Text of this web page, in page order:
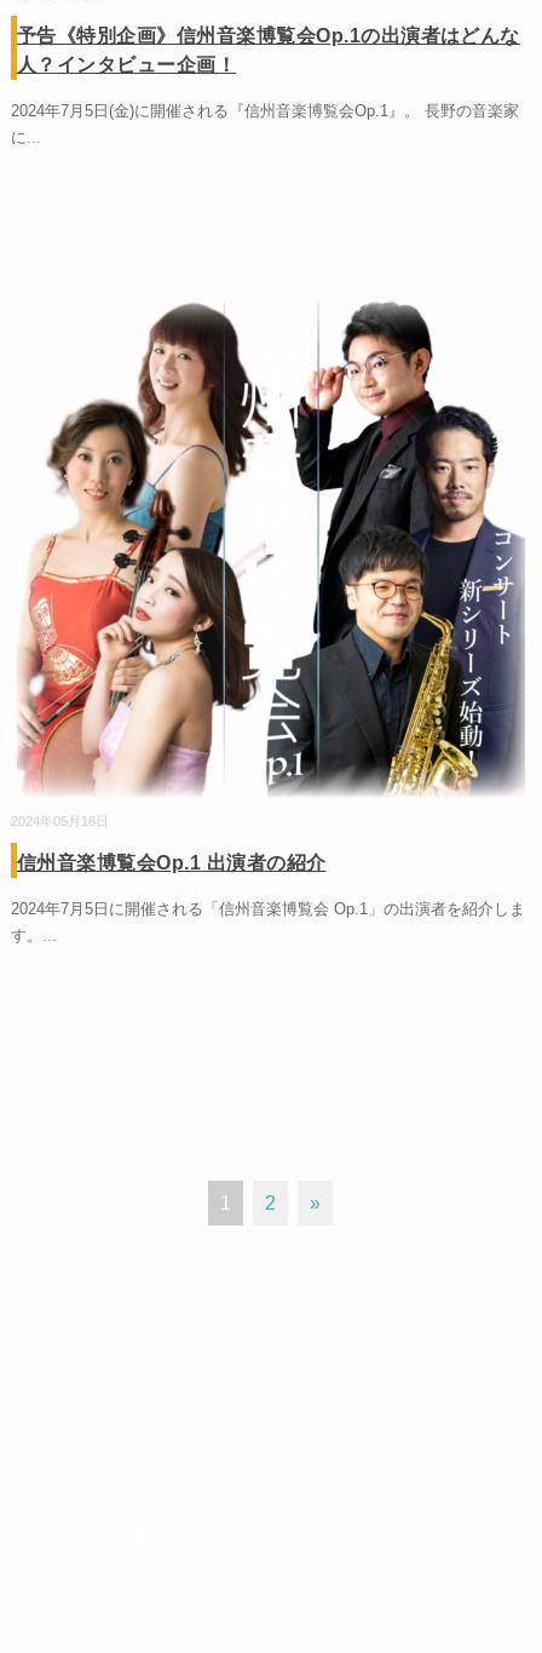
予告《特別企画》信州音楽博覧会Op.1の出演者はどんな
人？インタビュー企画！
2024年7月5日(金)に開催される『信州音楽博覧会Op.1』。 長野の音楽家
に
2024年05月16日
信州音楽博覧会Op.1 出演者の紹介
2024年7月5日に開催される「信州音楽博覧会 Op.1」の出演者を紹介しま
す。
1 2 »